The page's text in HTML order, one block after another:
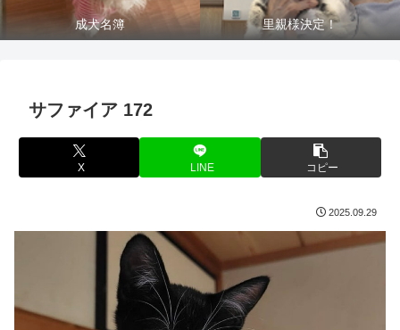
成犬名簿 里親様決定！
サファイア 172
X LINE コピー
2025.09.29